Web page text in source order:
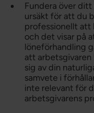
Fundera över
ursäkt för att du
professionellt att
och det visar på
löneförhandling
att arbetsgivaren
sig av din
samvete i
inte relevant för
arbetsgivarens